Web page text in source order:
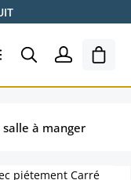
Le
salle à manger